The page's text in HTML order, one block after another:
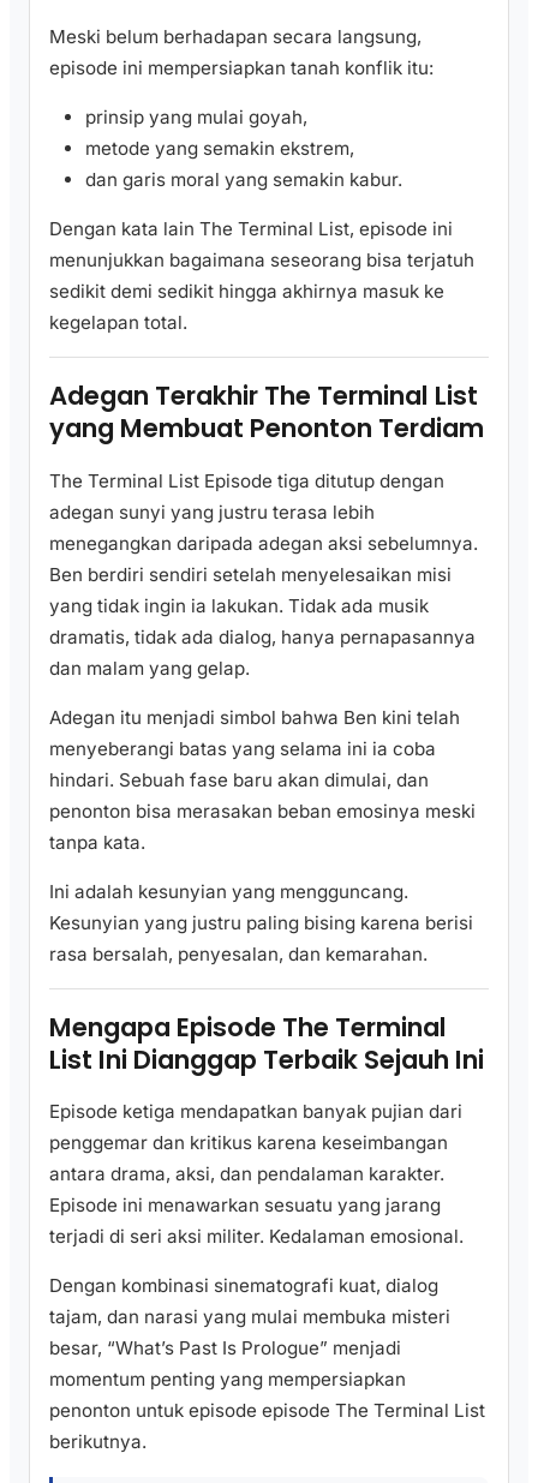
Meski belum berhadapan secara langsung,
episode ini mempersiapkan tanah konflik itu:
prinsip yang mulai goyah,
metode yang semakin ekstrem,
dan garis moral yang semakin kabur.
Dengan kata lain The Terminal List, episode ini
menunjukkan bagaimana seseorang bisa terjatuh
sedikit demi sedikit hingga akhirnya masuk ke
kegelapan total.
Adegan Terakhir The Terminal List
yang Membuat Penonton Terdiam
The Terminal List Episode tiga ditutup dengan
adegan sunyi yang justru terasa lebih
menegangkan daripada adegan aksi sebelumnya.
Ben berdiri sendiri setelah menyelesaikan misi
yang tidak ingin ia lakukan. Tidak ada musik
dramatis, tidak ada dialog, hanya pernapasannya
dan malam yang gelap.
Adegan itu menjadi simbol bahwa Ben kini telah
menyeberangi batas yang selama ini ia coba
hindari. Sebuah fase baru akan dimulai, dan
penonton bisa merasakan beban emosinya meski
tanpa kata.
Ini adalah kesunyian yang mengguncang.
Kesunyian yang justru paling bising karena berisi
rasa bersalah, penyesalan, dan kemarahan.
Mengapa Episode The Terminal
List Ini Dianggap Terbaik Sejauh Ini
Episode ketiga mendapatkan banyak pujian dari
penggemar dan kritikus karena keseimbangan
antara drama, aksi, dan pendalaman karakter.
Episode ini menawarkan sesuatu yang jarang
terjadi di seri aksi militer. Kedalaman emosional.
Dengan kombinasi sinematografi kuat, dialog
tajam, dan narasi yang mulai membuka misteri
besar, “What’s Past Is Prologue” menjadi
momentum penting yang mempersiapkan
penonton untuk episode episode The Terminal List
berikutnya.